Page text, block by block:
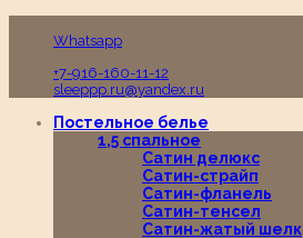
Whatsapp
+7-916-160-11-12
sleeppp.ru@yandex.ru
Постельное белье
1,5 спальное
Сатин делюкс
Сатин-страйп
Сатин-фланель
Сатин-тенсел
Сатин-жатый шелк